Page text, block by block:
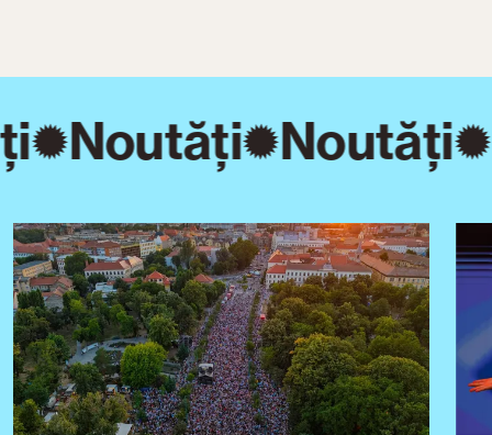
Noutăți Noutăți